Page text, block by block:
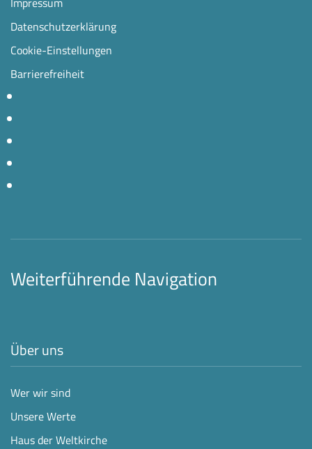
Datenschutzerklärung
Cookie-Einstellungen
Barrierefreiheit
Weiterführende Navigation
Über uns
Wer wir sind
Unsere Werte
Haus der Weltkirche